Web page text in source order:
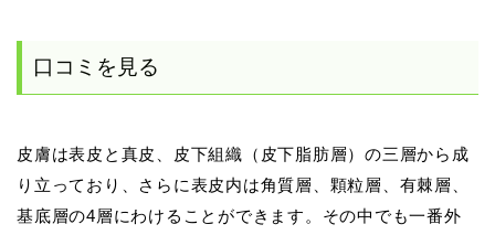
口コミを見る
皮膚は表皮と真皮、皮下組織（皮下脂肪層）の三層から成
り立っており、さらに表皮内は角質層、顆粒層、有棘層、
基底層の4層にわけることができます。その中でも一番外